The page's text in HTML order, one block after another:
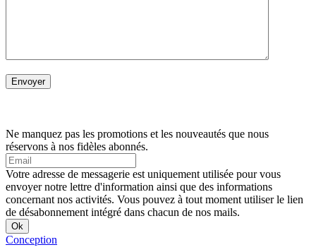
Ne manquez pas les promotions et les nouveautés que nous
réservons à nos fidèles abonnés.
Votre adresse de messagerie est uniquement utilisée pour vous
envoyer notre lettre d'information ainsi que des informations
concernant nos activités. Vous pouvez à tout moment utiliser le lien
de désabonnement intégré dans chacun de nos mails.
Conception